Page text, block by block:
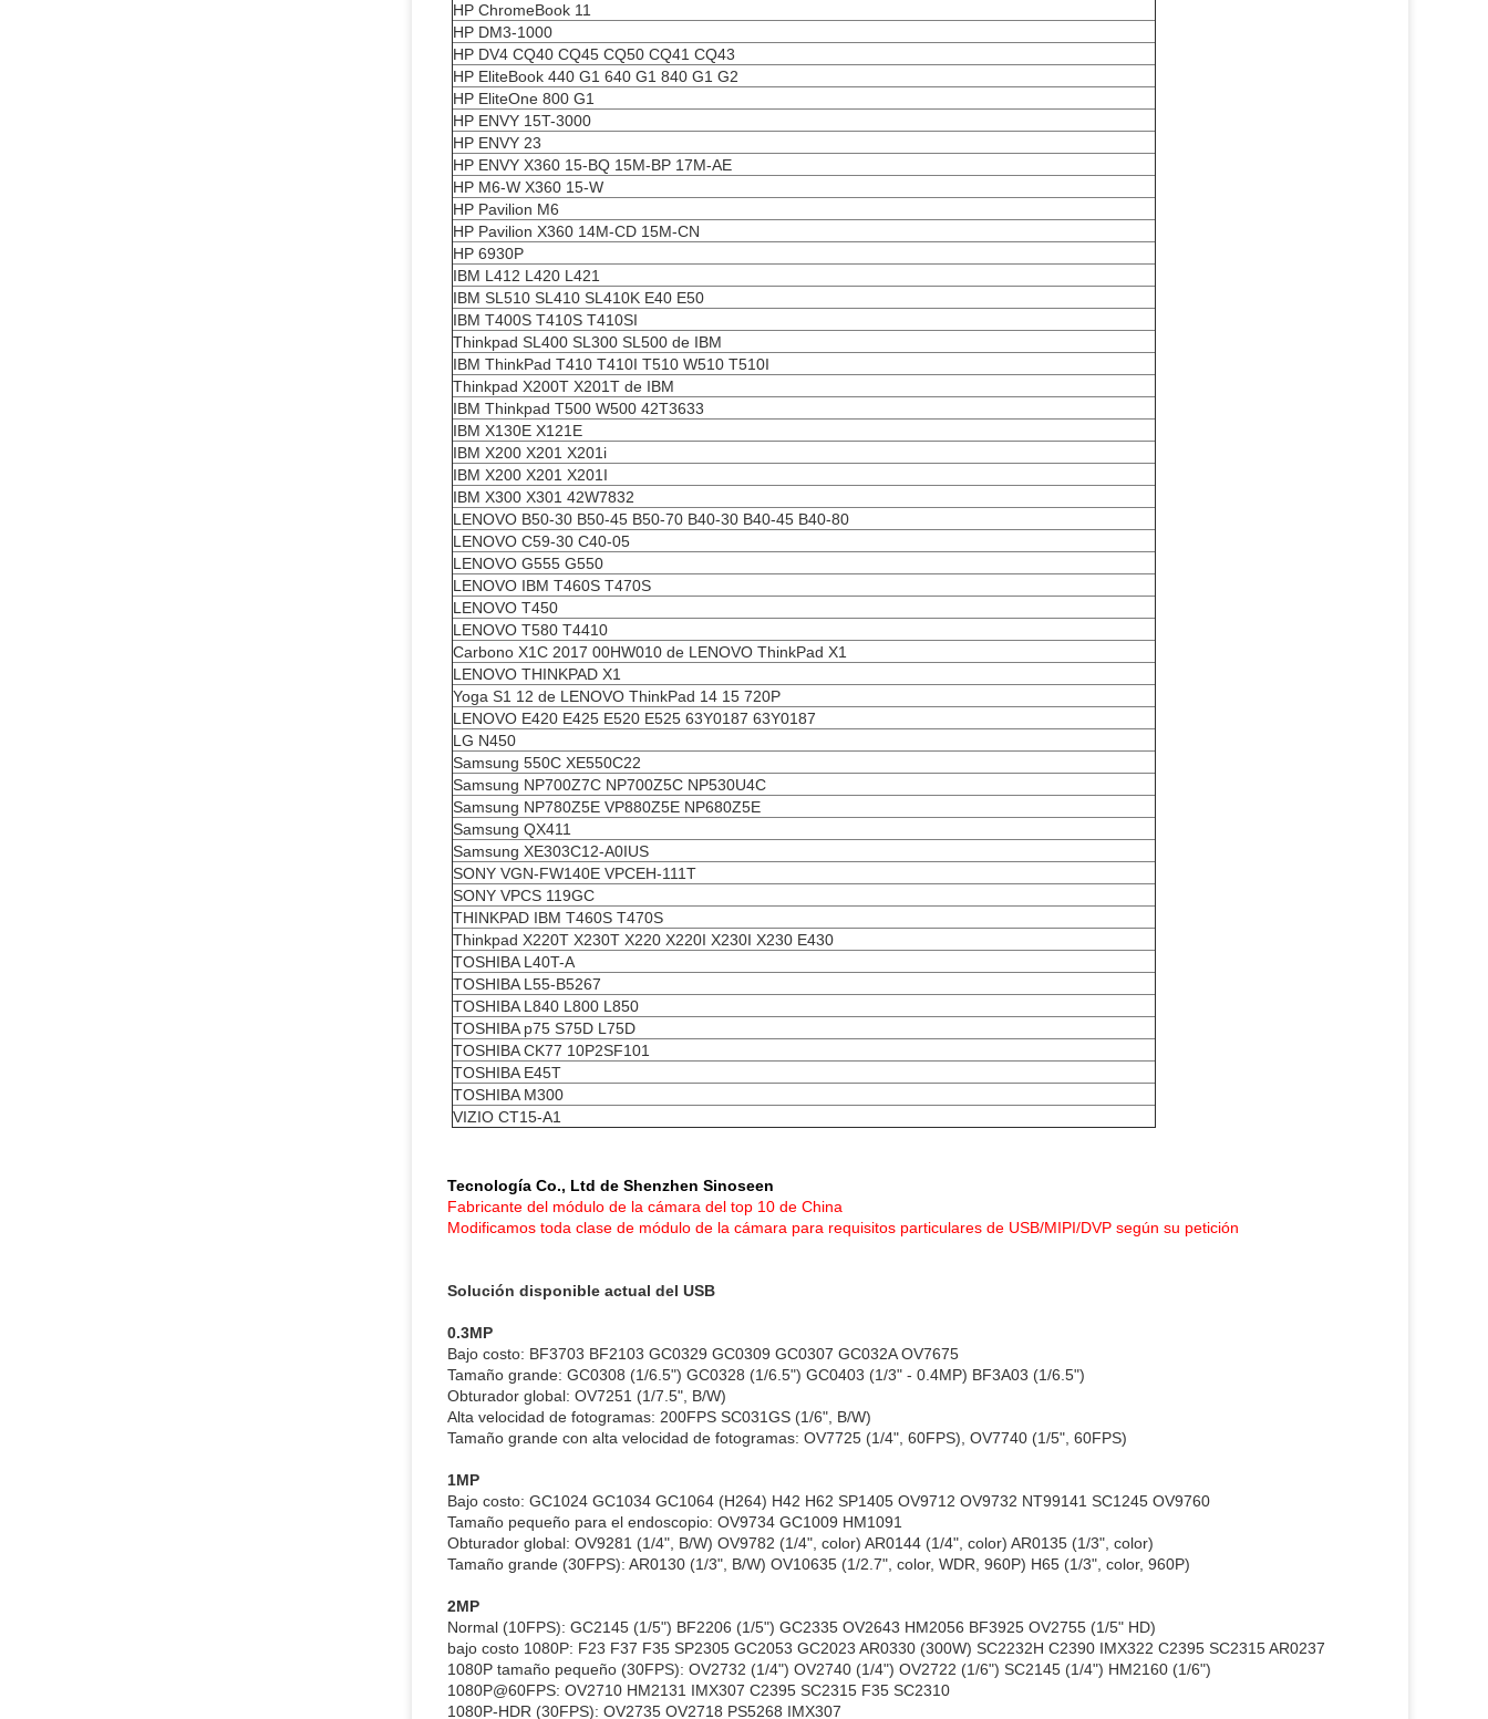
HP ChromeBook 11
HP DM3-1000
HP DV4 CQ40 CQ45 CQ50 CQ41 CQ43
HP EliteBook 440 G1 640 G1 840 G1 G2
HP EliteOne 800 G1
HP ENVY 15T-3000
HP ENVY 23
HP ENVY X360 15-BQ 15M-BP 17M-AE
HP M6-W X360 15-W
HP Pavilion M6
HP Pavilion X360 14M-CD 15M-CN
HP 6930P
IBM L412 L420 L421
IBM SL510 SL410 SL410K E40 E50
IBM T400S T410S T410SI
Thinkpad SL400 SL300 SL500 de IBM
IBM ThinkPad T410 T410I T510 W510 T510I
Thinkpad X200T X201T de IBM
IBM Thinkpad T500 W500 42T3633
IBM X130E X121E
IBM X200 X201 X201i
IBM X200 X201 X201I
IBM X300 X301 42W7832
LENOVO B50-30 B50-45 B50-70 B40-30 B40-45 B40-80
LENOVO C59-30 C40-05
LENOVO G555 G550
LENOVO IBM T460S T470S
LENOVO T450
LENOVO T580 T4410
Carbono X1C 2017 00HW010 de LENOVO ThinkPad X1
LENOVO THINKPAD X1
Yoga S1 12 de LENOVO ThinkPad 14 15 720P
LENOVO E420 E425 E520 E525 63Y0187 63Y0187
LG N450
Samsung 550C XE550C22
Samsung NP700Z7C NP700Z5C NP530U4C
Samsung NP780Z5E VP880Z5E NP680Z5E
Samsung QX411
Samsung XE303C12-A0IUS
SONY VGN-FW140E VPCEH-111T
SONY VPCS 119GC
THINKPAD IBM T460S T470S
Thinkpad X220T X230T X220 X220I X230I X230 E430
TOSHIBA L40T-A
TOSHIBA L55-B5267
TOSHIBA L840 L800 L850
TOSHIBA p75 S75D L75D
TOSHIBA CK77 10P2SF101
TOSHIBA E45T
TOSHIBA M300
VIZIO CT15-A1
Tecnología Co., Ltd de Shenzhen Sinoseen
Fabricante del módulo de la cámara del top 10 de China
Modificamos toda clase de módulo de la cámara para requisitos particulares de USB/MIPI/DVP según su petición
Solución disponible actual del USB
0.3MP
Bajo costo: BF3703 BF2103 GC0329 GC0309 GC0307 GC032A OV7675
Tamaño grande: GC0308 (1/6.5") GC0328 (1/6.5") GC0403 (1/3" - 0.4MP) BF3A03 (1/6.5")
Obturador global: OV7251 (1/7.5", B/W)
Alta velocidad de fotogramas: 200FPS SC031GS (1/6", B/W)
Tamaño grande con alta velocidad de fotogramas: OV7725 (1/4", 60FPS), OV7740 (1/5", 60FPS)
1MP
Bajo costo: GC1024 GC1034 GC1064 (H264) H42 H62 SP1405 OV9712 OV9732 NT99141 SC1245 OV9760
Tamaño pequeño para el endoscopio: OV9734 GC1009 HM1091
Obturador global: OV9281 (1/4", B/W) OV9782 (1/4", color) AR0144 (1/4", color) AR0135 (1/3", color)
Tamaño grande (30FPS): AR0130 (1/3", B/W) OV10635 (1/2.7", color, WDR, 960P) H65 (1/3", color, 960P)
2MP
Normal (10FPS): GC2145 (1/5") BF2206 (1/5") GC2335 OV2643 HM2056 BF3925 OV2755 (1/5" HD)
bajo costo 1080P: F23 F37 F35 SP2305 GC2053 GC2023 AR0330 (300W) SC2232H C2390 IMX322 C2395 SC2315 AR0237
1080P tamaño pequeño (30FPS): OV2732 (1/4") OV2740 (1/4") OV2722 (1/6") SC2145 (1/4") HM2160 (1/6")
1080P@60FPS: OV2710 HM2131 IMX307 C2395 SC2315 F35 SC2310
1080P-HDR (30FPS): OV2735 OV2718 PS5268 IMX307